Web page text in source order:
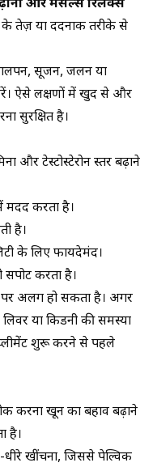
और मसल्स रिलैक्स
के तेज़ या दर्दनाक तरीके से
सूजन, जलन या
ऐसे लक्षणों में खुद से और
सुरक्षित है।
और टेस्टोस्टेरोन स्तर बढ़ाने
मदद करता है।
है।
के लिए फायदेमंद।
करता है।
अलग हो सकता है। अगर
या किडनी की समस्या
शुरू करने से पहले
करना खून का बहाव बढ़ाने
है।
धीरे खींचना, जिससे पेल्विक